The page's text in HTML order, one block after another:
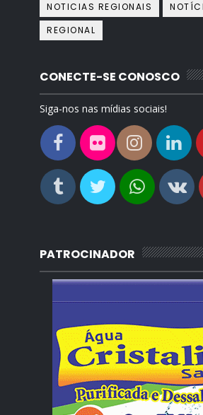
NOTICIAS REGIONAIS
REGIONAL
CONECTE-SE CONOSCO
Siga-nos nas mídias sociais!
PATROCINADOR